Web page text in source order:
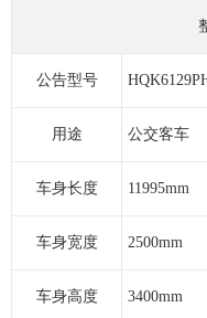
公告型号
用途 公交客车
车身长度 11995mm
车身宽度 2500mm
车身高度 3400mm